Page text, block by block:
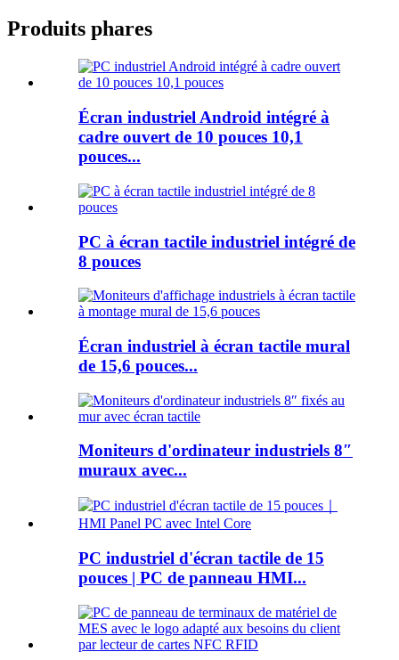
Produits phares
Écran industriel Android intégré à
cadre ouvert de 10 pouces 10,1
pouces...
PC à écran tactile industriel intégré de
8 pouces
Écran industriel à écran tactile mural
de 15,6 pouces...
Moniteurs d'ordinateur industriels 8″
muraux avec...
PC industriel d'écran tactile de 15
pouces | PC de panneau HMI...